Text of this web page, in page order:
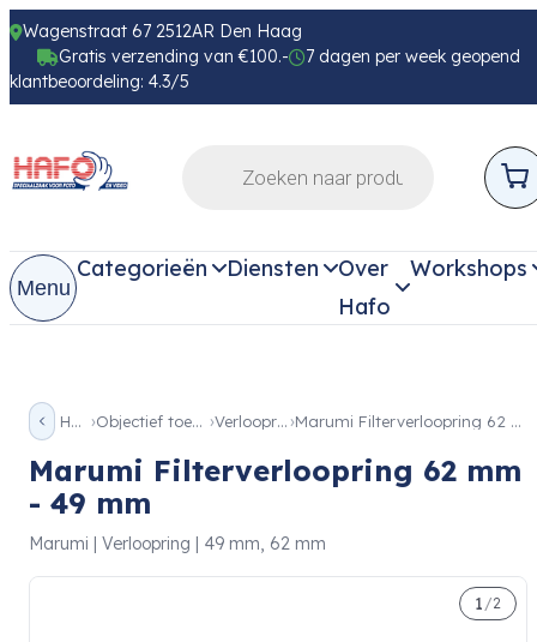
Wagenstraat 67 2512AR Den Haag
Gratis verzending van €100.-
7 dagen per week geopend
klantbeoordeling: 4.3/5
Menu
Categorieën Diensten
Over
Hafo
Workshops
Home Objectief toebehoren Verloopringen Marumi Filterverloopring 62 mm – 49 mm
Marumi Filterverloopring 62 mm
- 49 mm
Marumi | Verloopring | 49 mm, 62 mm
1 /2